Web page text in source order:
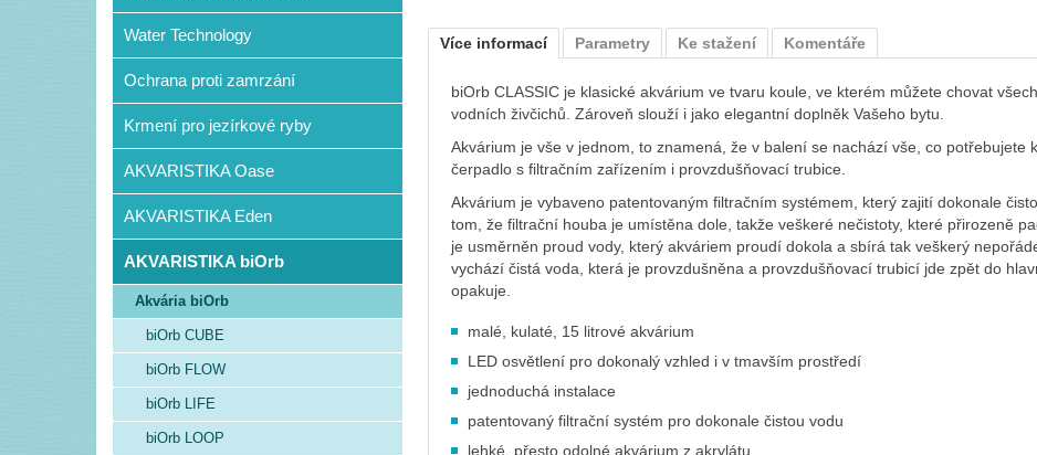
Více informací Parametry Ke stažení Komentáře
biOrb CLASSIC je klasické akvárium ve tvaru koule, ve kterém můžete chovat
vodních živčichů. Zároveň slouží i jako elegantní doplněk Vašeho bytu.
Akvárium je vše v jednom, to znamená, že v balení se nachází vše, co potřebujete
čerpadlo s filtračním zařízením i provzdušňovací trubice.
Akvárium je vybaveno patentovaným filtračním systémem, který zajití dokonale
tom, že filtrační houba je umístěna dole, takže veškeré nečistoty, které přirozeně
je usměrněn proud vody, který akváriem proudí dokola a sbírá tak veškerý
vychází čistá voda, která je provzdušněna a provzdušňovací trubicí jde zpět do
opakuje.
malé, kulaté, 15 litrové akvárium
LED osvětlení pro dokonalý vzhled i v tmavším prostředí
jednoduchá instalace
patentovaný filtrační systém pro dokonale čistou vodu
lehké, přesto odolné akvárium z akrylátu
Water Technology
Ochrana proti zamrzání
Krmení pro jezírkové ryby
AKVARISTIKA Oase
AKVARISTIKA Eden
AKVARISTIKA biOrb
Akvária biOrb
biOrb CUBE
biOrb FLOW
biOrb LIFE
biOrb LOOP